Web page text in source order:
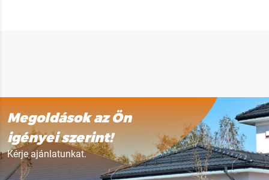
Megoldások az Ön
igényei szerint!
Kérje ajánlatunkat.